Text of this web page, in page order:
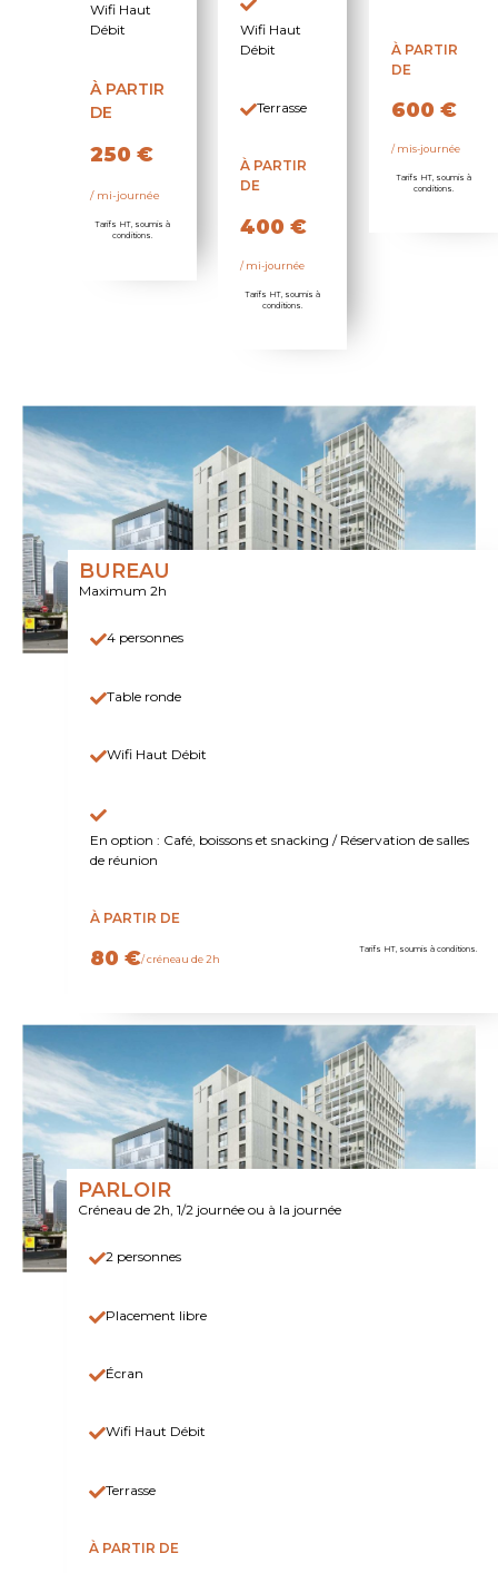
Wifi Haut
Débit
À PARTIR
DE
250 €
/ mi-journée
Tarifs HT, soumis à
conditions.
Wifi Haut
Débit
Terrasse
À PARTIR
DE
400 €
/ mi-journée
Tarifs HT, soumis à
conditions.
À PARTIR
DE
600 €
/ mis-journée
Tarifs HT, soumis à
conditions.
BUREAU
Maximum 2h
4 personnes
Table ronde
Wifi Haut Débit
En option : Café, boissons et snacking / Réservation de salles
de réunion
À PARTIR DE
80 €/ créneau de 2h
Tarifs HT, soumis à conditions.
PARLOIR
Créneau de 2h, 1/2 journée ou à la journée
2 personnes
Placement libre
Écran
Wifi Haut Débit
Terrasse
À PARTIR DE